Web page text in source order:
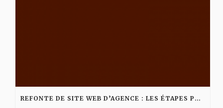
REFONTE DE SITE WEB D’AGENCE : LES ÉTAPES POUR AMÉLIORER VISIBILITÉ ET CONVERSION